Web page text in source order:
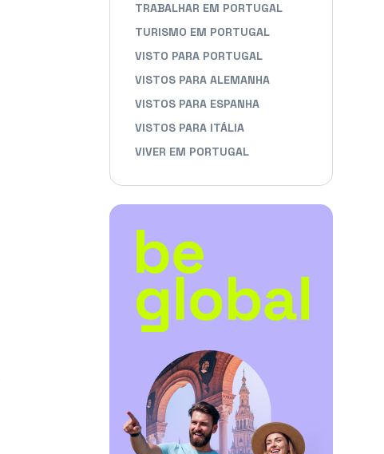
TRABALHAR EM PORTUGAL
TURISMO EM PORTUGAL
VISTO PARA PORTUGAL
VISTOS PARA ALEMANHA
VISTOS PARA ESPANHA
VISTOS PARA ITÁLIA
VIVER EM PORTUGAL